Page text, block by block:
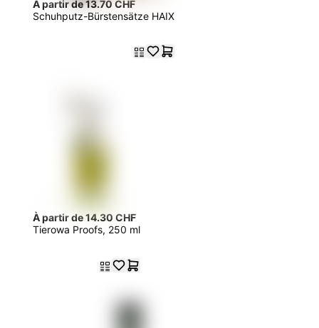
À partir de 13.70 CHF
Schuhputz-Bürstensätze HAIX
À partir de 14.30 CHF
Tierowa Proofs, 250 ml